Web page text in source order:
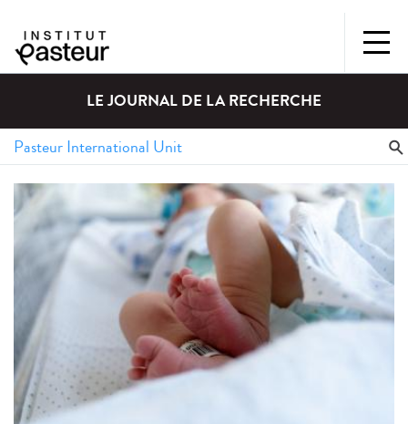
LE JOURNAL DE LA RECHERCHE